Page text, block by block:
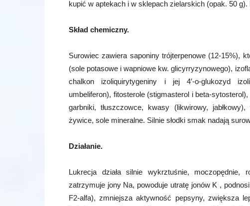
kupić w aptekach i w sklepach zielarskich (opak. 50
Skład chemiczny.
Surowiec zawiera saponiny trójterpenowe (12-15%),
(sole potasowe i wapniowe kw. glicyrryzynowego),
chalkon izoliquirytygeniny i jej 4′-o-glukozyd
umbeliferon), fitosterole (stigmasterol i beta-
garbniki, tłuszczowce, kwasy (likwirowy,
żywice, sole mineralne. Silnie słodki smak nadają
Działanie.
Lukrecja działa silnie wykrztuśnie, moczopędnie,
zatrzymuje jony Na, powoduje utratę jonów K ,
F2-alfa), zmniejsza aktywność pepsyny, zwiększa